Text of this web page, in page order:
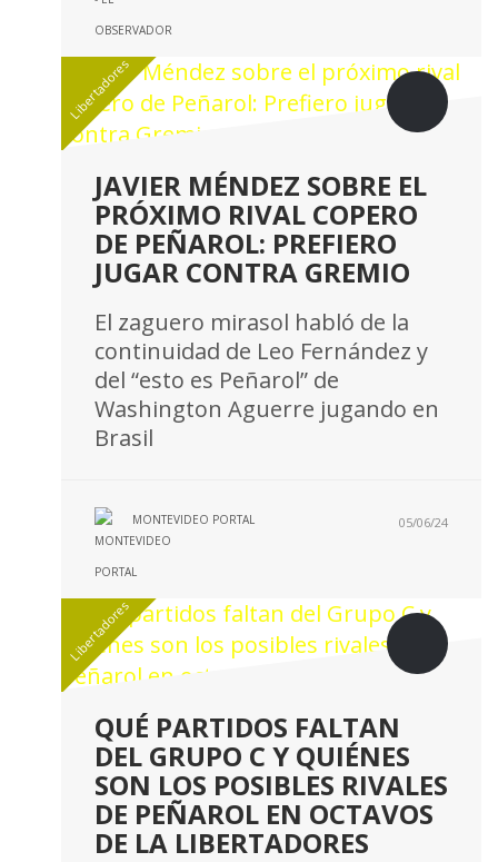
Libertadores
JAVIER MÉNDEZ SOBRE EL
PRÓXIMO RIVAL COPERO
DE PEÑAROL: PREFIERO
JUGAR CONTRA GREMIO
El zaguero mirasol habló de la
continuidad de Leo Fernández y
del “esto es Peñarol” de
Washington Aguerre jugando en
Brasil
MONTEVIDEO PORTAL 05/06/24
Libertadores
QUÉ PARTIDOS FALTAN
DEL GRUPO C Y QUIÉNES
SON LOS POSIBLES RIVALES
DE PEÑAROL EN OCTAVOS
DE LA LIBERTADORES